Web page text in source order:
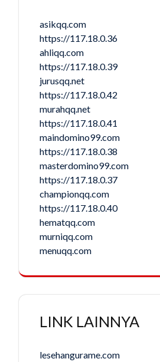
asikqq.com
https://117.18.0.36
ahliqq.com
https://117.18.0.39
jurusqq.net
https://117.18.0.42
murahqq.net
https://117.18.0.41
maindomino99.com
https://117.18.0.38
masterdomino99.com
https://117.18.0.37
championqq.com
https://117.18.0.40
hematqq.com
murniqq.com
menuqq.com
LINK LAINNYA
lesehangurame.com